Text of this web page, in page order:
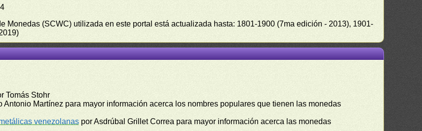
Monedas (SCWC) utilizada en este portal está actualizada hasta: 1801-1900 (7ma edición - 2013), 1901-
Tomás Stohr
Antonio Martínez para mayor información acerca los nombres populares que tienen las monedas
venezolanas por Asdrúbal Grillet Correa para mayor información acerca las monedas